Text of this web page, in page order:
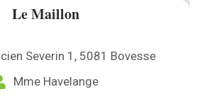
Le Maillon
Severin 1, 5081 Bovesse
Mme Havelange